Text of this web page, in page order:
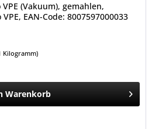
(Vakuum), gemahlen,
EAN-Code: 8007597000033
Kilogramm)
Warenkorb